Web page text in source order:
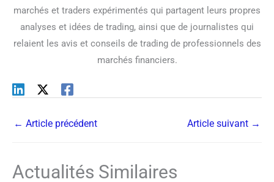
marchés et traders expérimentés qui partagent leurs propres
analyses et idées de trading, ainsi que de journalistes qui
relaient les avis et conseils de trading de professionnels des
marchés financiers.
← Article précédent Article suivant →
Actualités Similaires